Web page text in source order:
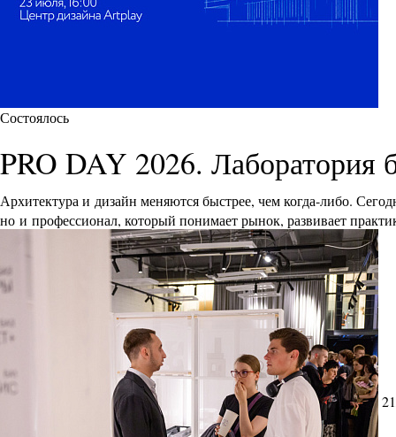
Состоялось
PRO DAY 2026. Лаборатория
Архитектура и дизайн меняются быстрее, чем когда-либо.
но и профессионал, который понимает рынок, развивает